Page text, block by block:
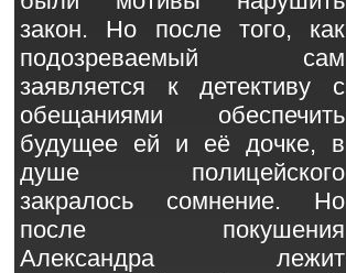
закон. Но после того, как
подозреваемый сам
заявляется к детективу с
обещаниями обеспечить
будущее ей и её дочке, в
душе полицейского
закралось сомнение. Но
после покушения
Александра лежит